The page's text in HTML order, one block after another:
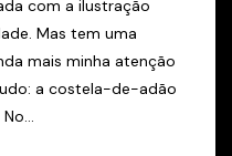
com a ilustração
Mas tem uma
mais minha atenção
a costela-de-adão